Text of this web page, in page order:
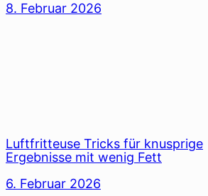
8. Februar 2026
Luftfritteuse Tricks für knusprige
Ergebnisse mit wenig Fett
6. Februar 2026